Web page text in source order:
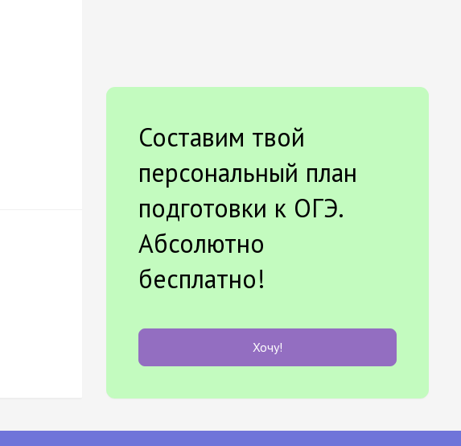
Составим твой
персональный план
подготовки к ОГЭ.
Абсолютно
бесплатно!
Хочу!